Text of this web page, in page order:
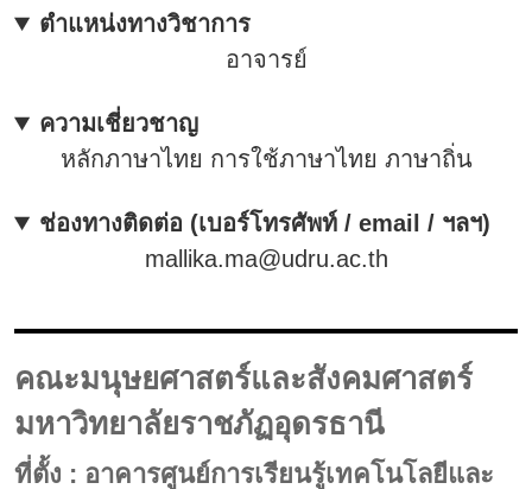
ตำแหน่งทางวิชาการ
อาจารย์
ความเชี่ยวชาญ
หลักภาษาไทย การใช้ภาษาไทย ภาษาถิ่น
ช่องทางติดต่อ (เบอร์โทรศัพท์ / email / ฯลฯ)
mallika.ma@udru.ac.th
คณะมนุษยศาสตร์และสังคมศาสตร์
มหาวิทยาลัยราชภัฏอุดรธานี
ที่ตั้ง : อาคารศูนย์การเรียนรู้เทคโนโลยีและ